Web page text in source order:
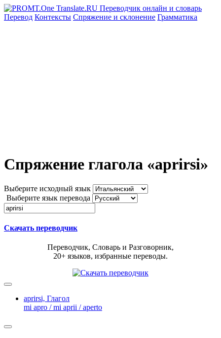
Перевод Контексты Спряжение и склонение Грамматика
Спряжение глагола «aprirsi»
Выберите исходный язык
Выберите язык перевода
Скачать переводчик
Переводчик, Словарь и Разговорник,
20+ языков, избранные переводы.
aprirsi, Глагол
mi apro / mi aprii / aperto